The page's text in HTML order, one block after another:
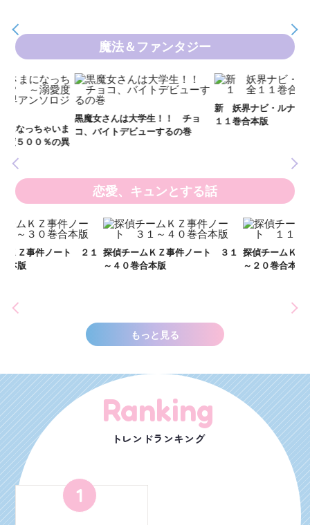
魔法＆ファンタジー
黒魔女さんは大学生！！ チョ
コ、バイトデビューするの巻
新 妖界ナビ・ルナ１～１１ 全
１１巻合本版
恋愛、キュンとする話
探偵チームＫＺ事件ノート ３１
～４０巻合本版
探偵チームＫＺ事件ノート １１
～２０巻合本版
もっと見る
Ranking
トレンドランキング
1